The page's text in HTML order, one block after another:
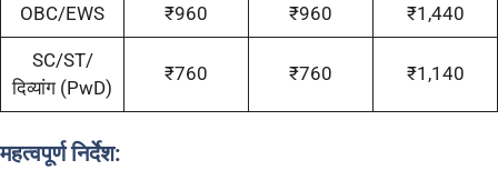
OBC/EWS ₹960 ₹960 ₹1,440
SC/ST/
दिव्यांग (PwD)
₹760 ₹760 ₹1,140
महत्वपूर्ण निर्देश: